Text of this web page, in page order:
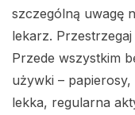
szczególną uwagę
lekarz.
Przede wszystkim
używki –
lekka, regularna